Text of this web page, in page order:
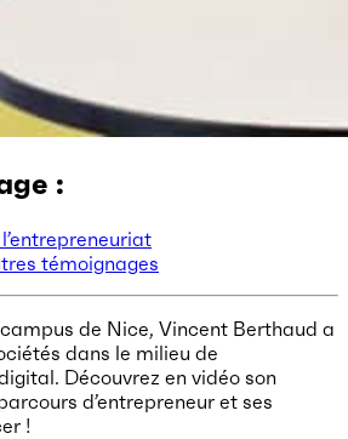
:
témoignages
de Nice, Vincent Berthaud a
dans le milieu de
Découvrez en vidéo son
d’entrepreneur et ses
!